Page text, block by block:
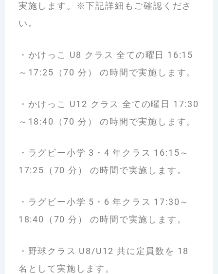
実施します。※下記詳細もご確認くださ
い。
・かけっこ U8 クラス 全ての曜日 16:15
～17:25（70 分） の時間で実施します。
・かけっこ U12 クラス 全ての曜日 17:30
～18:40（70 分） の時間で実施します。
・ラグビー小学 3・4 年クラス 16:15～
17:25（70 分） の時間で実施します。
・ラグビー小学 5・6 年クラス 17:30～
18:40（70 分） の時間で実施します。
・野球クラス U8/U12 共に定員数を 18
名として実施します。